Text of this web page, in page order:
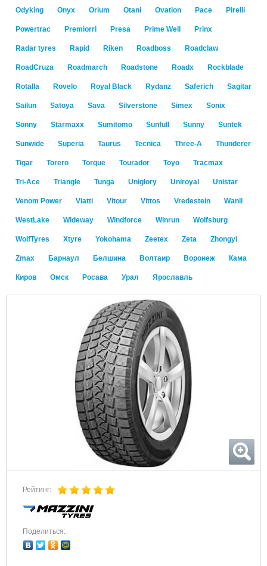
Odyking Onyx Orium Otani Ovation Pace Pirelli
Powertrac Premiorri Presa Prime Well Prinx
Radar tyres Rapid Riken Roadboss Roadclaw
RoadCruza Roadmarch Roadstone Roadx Rockblade
Rotalla Rovelo Royal Black Rydanz Saferich Sagitar
Sailun Satoya Sava Silverstone Simex Sonix
Sonny Starmaxx Sumitomo Sunfull Sunny Suntek
Sunwide Superia Taurus Tecnica Three-A Thunderer
Tigar Torero Torque Tourador Toyo Tracmax
Tri-Ace Triangle Tunga Uniglory Uniroyal Unistar
Venom Power Viatti Vitour Vittos Vredestein Wanli
WestLake Wideway Windforce Winrun Wolfsburg
WolfTyres Xtyre Yokohama Zeetex Zeta Zhongyi
Zmax Барнаул Белшина Волтаир Воронеж Кама
Киров Омск Росава Урал Ярославль
Рейтинг:
Поделиться: